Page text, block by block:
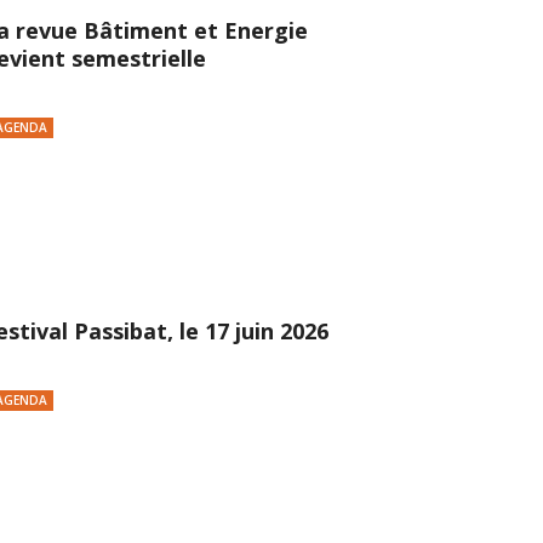
revue Bâtiment et Energie
semestrielle
Passibat, le 17 juin 2026